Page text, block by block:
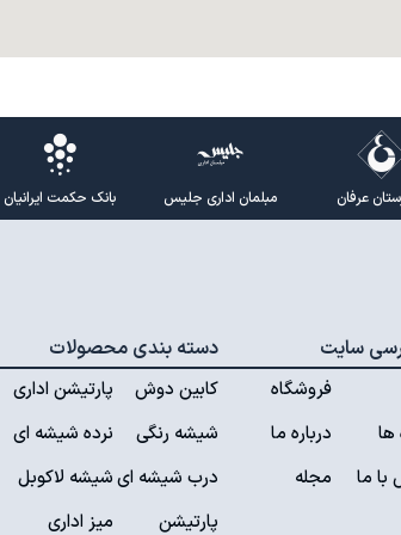
بانک حکمت ایرانیان مبلمان اداری جلیس عرفان
سایت
ها
ما
فروشگاه
درباره ما
مجله
دسته بندی محصولات
کابین دوش
شیشه رنگی
درب شیشه ای
پارتیشن
پارتیشن اداری
نرده شیشه ای
شیشه لاکوبل
میز اداری